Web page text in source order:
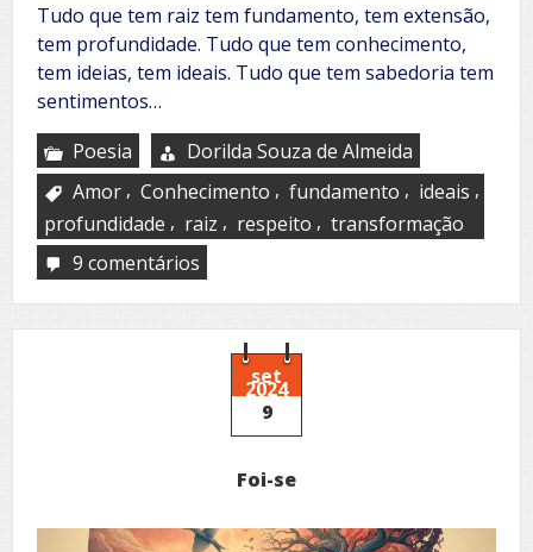
Tudo que tem raiz tem fundamento, tem extensão,
tem profundidade. Tudo que tem conhecimento,
tem ideias, tem ideais. Tudo que tem sabedoria tem
sentimentos…
Poesia
Dorilda Souza de Almeida
Amor , Conhecimento , fundamento , ideais ,
profundidade , raiz , respeito , transformação
9 comentários
set
2024
9
Foi-se